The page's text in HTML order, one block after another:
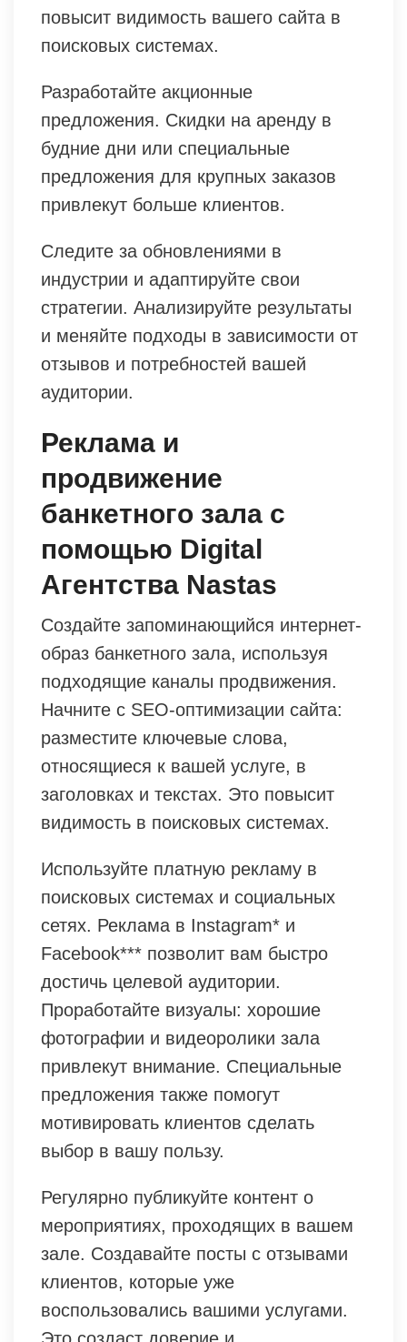
повысит видимость вашего сайта в
поисковых системах.
Разработайте акционные
предложения. Скидки на аренду в
будние дни или специальные
предложения для крупных заказов
привлекут больше клиентов.
Следите за обновлениями в
индустрии и адаптируйте свои
стратегии. Анализируйте результаты
и меняйте подходы в зависимости от
отзывов и потребностей вашей
аудитории.
Реклама и
продвижение
банкетного зала с
помощью Digital
Агентства Nastas
Создайте запоминающийся интернет-
образ банкетного зала, используя
подходящие каналы продвижения.
Начните с SEO-оптимизации сайта:
разместите ключевые слова,
относящиеся к вашей услуге, в
заголовках и текстах. Это повысит
видимость в поисковых системах.
Используйте платную рекламу в
поисковых системах и социальных
сетях. Реклама в Instagram* и
Facebook*** позволит вам быстро
достичь целевой аудитории.
Проработайте визуалы: хорошие
фотографии и видеоролики зала
привлекут внимание. Специальные
предложения также помогут
мотивировать клиентов сделать
выбор в вашу пользу.
Регулярно публикуйте контент о
мероприятиях, проходящих в вашем
зале. Создавайте посты с отзывами
клиентов, которые уже
воспользовались вашими услугами.